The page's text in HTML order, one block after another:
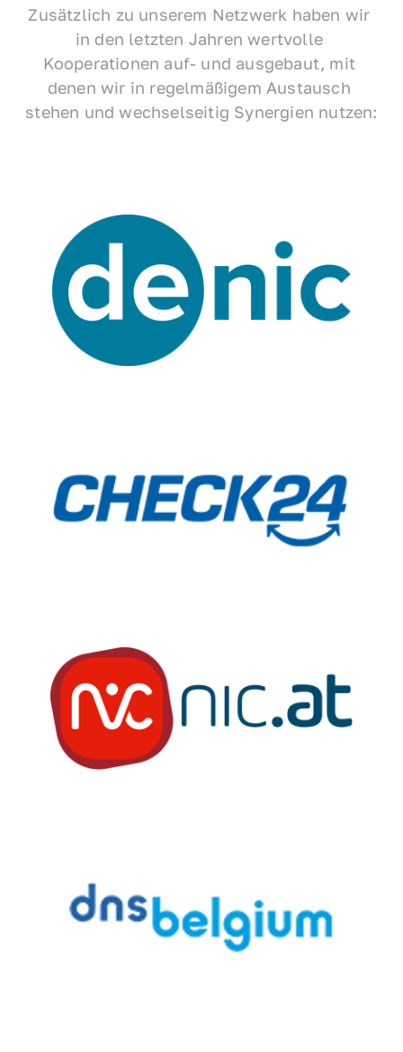
Zusätzlich zu unserem Netzwerk haben wir
in den letzten Jahren wertvolle
Kooperationen auf- und ausgebaut, mit
denen wir in regelmäßigem Austausch
stehen und wechselseitig Synergien nutzen: